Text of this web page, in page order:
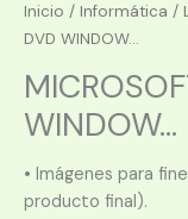
Inicio / Informática /
DVD WINDOW...
WINDOW...
• Imágenes para
producto final).